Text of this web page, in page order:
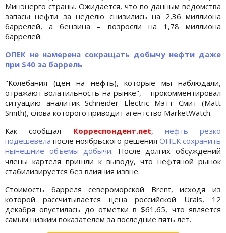
Минэнерго страны. Ожидается, что по данным ведомства
запасы нефти за неделю снизились на 2,36 миллиона
баррелей, а бензина – возросли на 1,78 миллиона
баррелей.
ОПЕК не намерена сокращать добычу нефти даже
при $40 за баррель
"Колебания (цен на нефть), которые мы наблюдали,
отражают волатильность на рынке", – прокомментировал
ситуацию аналитик Schneider Electric Мэтт Смит (Matt
Smith), слова которого приводит агентство MarketWatch.
Как сообщал Корреспондент.net, нефть резко
подешевела после ноябрьского решения ОПЕК сохранить
нынешние объемы добычи. После долгих обсуждений
члены картеля пришли к выводу, что нефтяной рынок
стабилизируется без влияния извне.
Стоимость барреля североморской Brent, исходя из
которой рассчитывается цена российской Urals, 12
декабря опустилась до отметки в $61,65, что является
самым низким показателем за последние пять лет.